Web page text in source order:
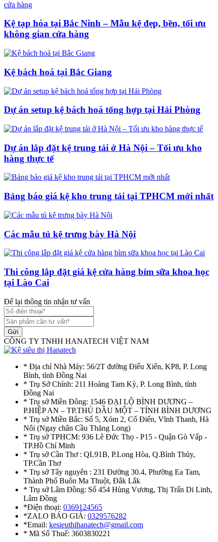
Kệ tạp hóa tại Bắc Ninh – Mẫu kệ đẹp, bền, tối ưu
không gian cửa hàng
Kệ bách hoá tại Bắc Giang
Dự án setup kệ bách hoá tổng hợp tại Hải Phòng
Dự án lắp đặt kệ trung tải ở Hà Nội – Tối ưu kho
hàng thực tế
Bảng báo giá kệ kho trung tải tại TPHCM mới nhất
Các mẫu tủ kệ trưng bày Hà Nội
Thi công lắp đặt giá kệ cửa hàng bỉm sữa khoa học
tại Lào Cai
Để lại thông tin nhận tư vấn
Gửi
CÔNG TY TNHH HANATECH VIỆT NAM
* Địa chỉ Nhà Máy: 56/2T đường Điểu Xiển, KP8, P. Long
Bình, tỉnh Đồng Nai
* Trụ Sở Chính: 211 Hoàng Tam Kỳ, P. Long Bình, tỉnh
Đồng Nai
* Trụ sở Miền Đông: 1546 ĐẠI LỘ BÌNH DƯƠNG –
P.HIỆP AN – TP.THỦ DẦU MỘT – TỈNH BÌNH DƯƠNG
* Trụ sở Miền Bắc: Số 5, Xóm 2, Cổ Điển, Vĩnh Thanh, Hà
Nôi (Ngay chân Cầu Thăng Long)
* Trụ sở TPHCM: 936 Lê Đức Thọ - P15 - Quận Gò Vấp -
TP.Hồ Chí Minh
* Trụ sở Cần Thơ : QL91B, P.Long Hòa, Q.Bình Thủy,
TP.Cần Thơ
* Trụ sở Tây nguyên : 231 Đường 30.4, Phường Ea Tam,
Thành Phố Buôn Ma Thuột, Đắk Lắk
* Trụ sở Lâm Đồng: Số 454 Hùng Vương, Thị Trấn Di Linh,
Lâm Đồng
*Điện thoại: 0369124565
*ZALO BÁO GIÁ: 0329576282
*Email: kesieuthihanatech@gmail.com
* Mã Số Thuế: 3603830221